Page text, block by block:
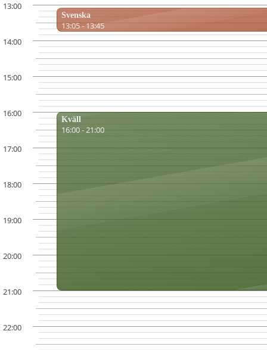
13:00
14:00
15:00
16:00
17:00
18:00
19:00
20:00
21:00
22:00
Svenska
13:05 - 13:45
Kväll
16:00 - 21:00